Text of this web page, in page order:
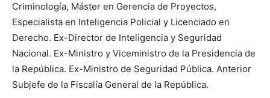
Criminología, Máster en Gerencia de Proyectos,
Especialista en Inteligencia Policial y Licenciado en
Derecho. Ex-Director de Inteligencia y Seguridad
Nacional. Ex-Ministro y Viceministro de la Presidencia de
la República. Ex-Ministro de Seguridad Pública. Anterior
Subjefe de la Fiscalía General de la República.